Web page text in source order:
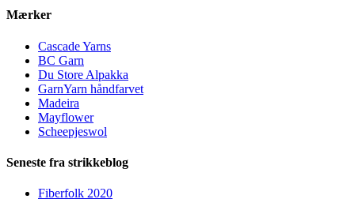
Mærker
Cascade Yarns
BC Garn
Du Store Alpakka
GarnYarn håndfarvet
Madeira
Mayflower
Scheepjeswol
Seneste fra strikkeblog
Fiberfolk 2020